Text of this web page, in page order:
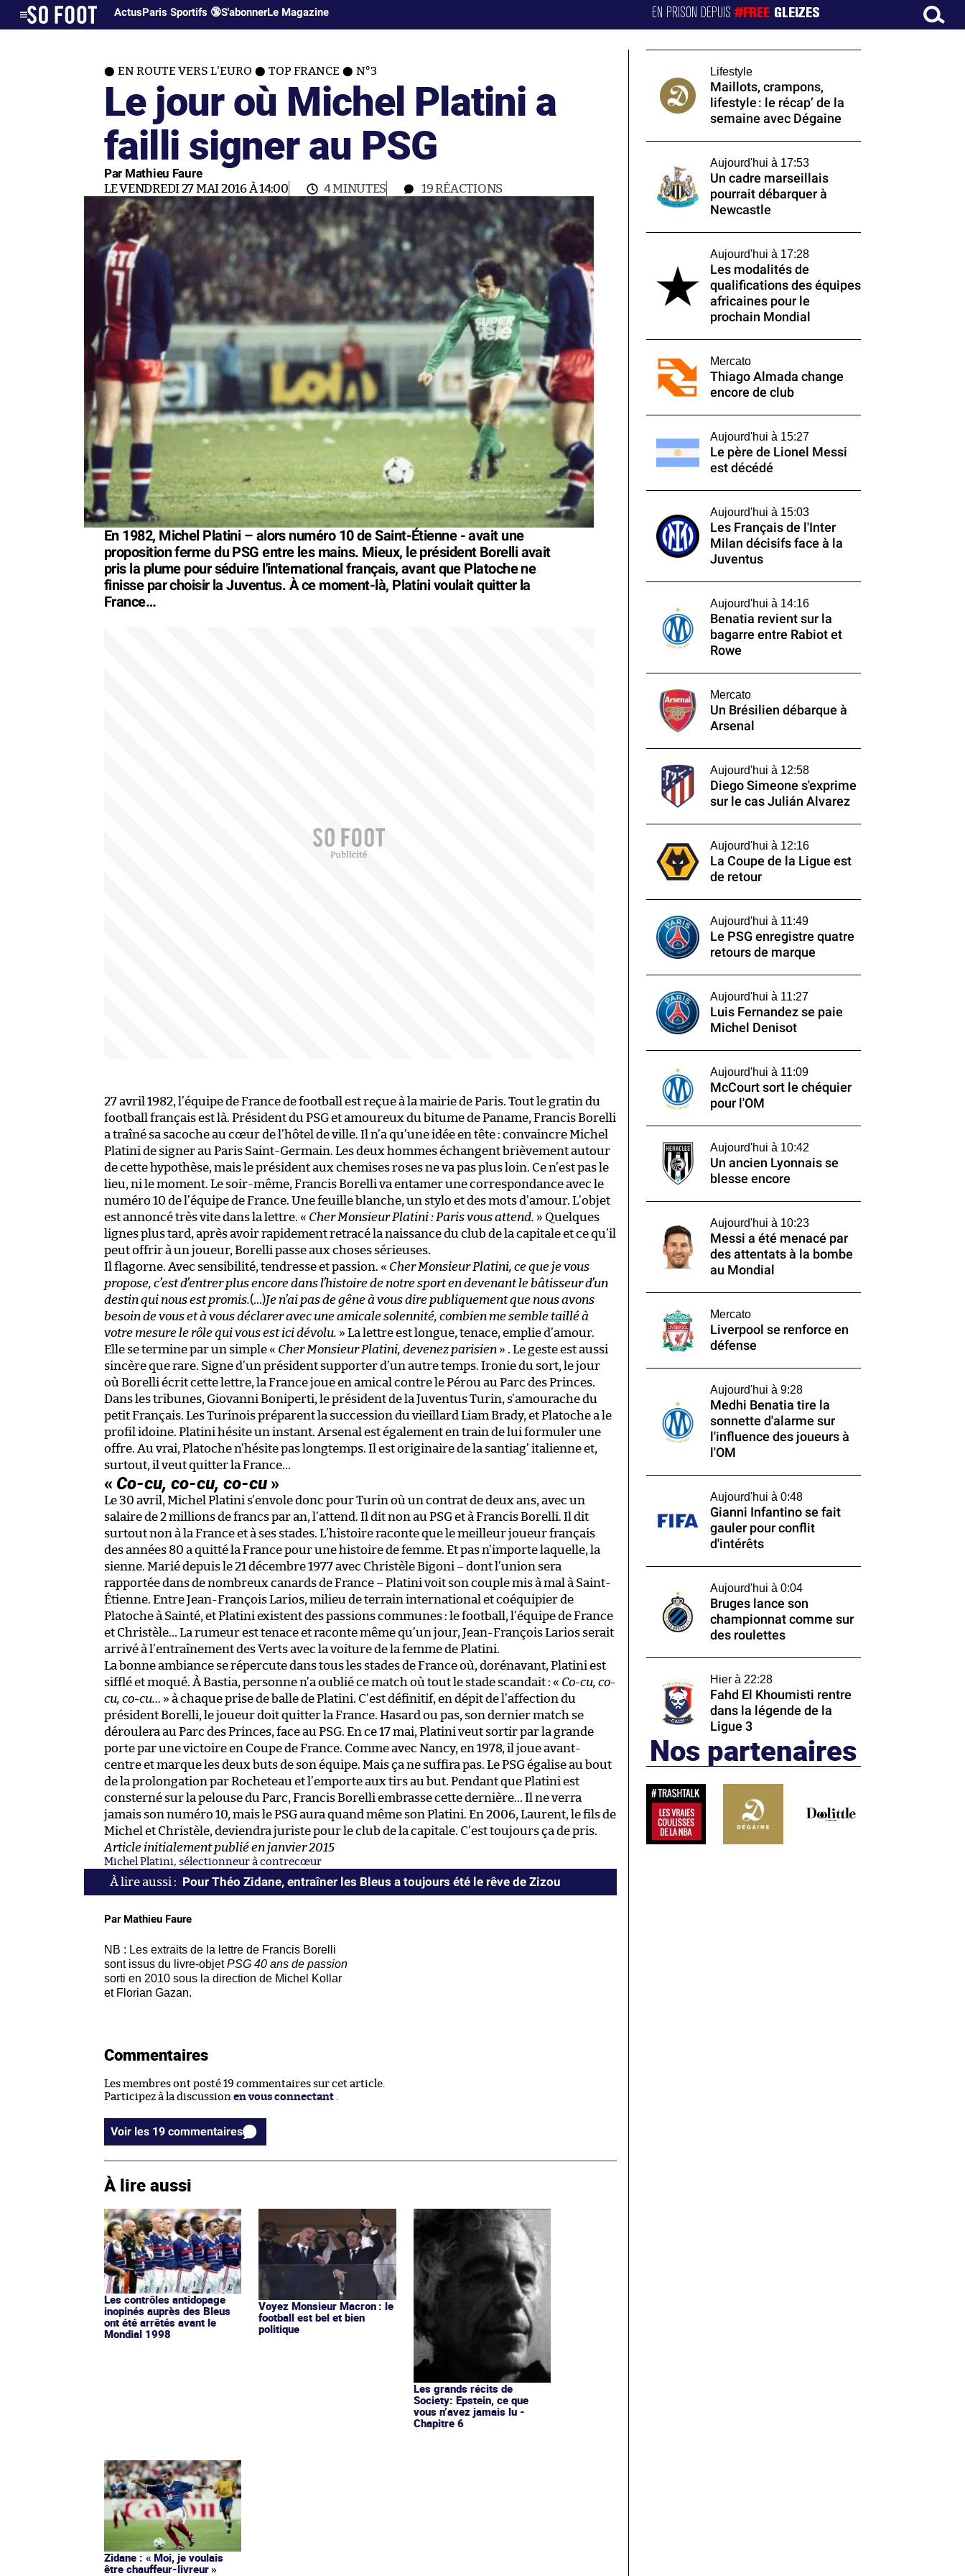
ActusParis Sportifs 🔞S'abonnerLe Magazine EN PRISON DEPUIS#FREE GLEIZES
EN ROUTE VERS L'EURO TOP FRANCE N°3
Le jour où Michel Platini a
failli signer au PSG
Par Mathieu Faure
LE VENDREDI 27 MAI 2016 À 14:00 4 MINUTES 19RÉACTIONS
En 1982, Michel Platini – alors numéro 10 de Saint-Étienne - avait une
proposition ferme du PSG entre les mains. Mieux, le président Borelli avait
pris la plume pour séduire l'international français, avant que Platoche ne
finisse par choisir la Juventus. À ce moment-là, Platini voulait quitter la
France…
27 avril 1982, l’équipe de France de football est reçue à la mairie de Paris. Tout le gratin du
football français est là. Président du PSG et amoureux du bitume de Paname, Francis Borelli
a traîné sa sacoche au cœur de l’hôtel de ville. Il n’a qu’une idée en tête : convaincre Michel
Platini de signer au Paris Saint-Germain. Les deux hommes échangent brièvement autour
de cette hypothèse, mais le président aux chemises roses ne va pas plus loin. Ce n’est pas le
lieu, ni le moment. Le soir-même, Francis Borelli va entamer une correspondance avec le
numéro 10 de l’équipe de France. Une feuille blanche, un stylo et des mots d’amour. L’objet
est annoncé très vite dans la lettre. « Cher Monsieur Platini : Paris vous attend. » Quelques
lignes plus tard, après avoir rapidement retracé la naissance du club de la capitale et ce qu’il
peut offrir à un joueur, Borelli passe aux choses sérieuses.
Il flagorne. Avec sensibilité, tendresse et passion. « Cher Monsieur Platini, ce que je vous
propose, c’est d’entrer plus encore dans l’histoire de notre sport en devenant le bâtisseur d’un
destin qui nous est promis.(…)Je n’ai pas de gêne à vous dire publiquement que nous avons
besoin de vous et à vous déclarer avec une amicale solennité, combien me semble taillé à
votre mesure le rôle qui vous est ici dévolu. » La lettre est longue, tenace, emplie d’amour.
Elle se termine par un simple « Cher Monsieur Platini, devenez parisien » . Le geste est aussi
sincère que rare. Signe d’un président supporter d’un autre temps. Ironie du sort, le jour
où Borelli écrit cette lettre, la France joue en amical contre le Pérou au Parc des Princes.
Dans les tribunes, Giovanni Boniperti, le président de la Juventus Turin, s’amourache du
petit Français. Les Turinois préparent la succession du vieillard Liam Brady, et Platoche a le
profil idoine. Platini hésite un instant. Arsenal est également en train de lui formuler une
offre. Au vrai, Platoche n’hésite pas longtemps. Il est originaire de la santiag’ italienne et,
surtout, il veut quitter la France…
« Co-cu, co-cu, co-cu»
Le 30 avril, Michel Platini s’envole donc pour Turin où un contrat de deux ans, avec un
salaire de 2 millions de francs par an, l’attend. Il dit non au PSG et à Francis Borelli. Il dit
surtout non à la France et à ses stades. L’histoire raconte que le meilleur joueur français
des années 80 a quitté la France pour une histoire de femme. Et pas n’importe laquelle, la
sienne. Marié depuis le 21 décembre 1977 avec Christèle Bigoni – dont l’union sera
rapportée dans de nombreux canards de France – Platini voit son couple mis à mal à Saint-
Étienne. Entre Jean-François Larios, milieu de terrain international et coéquipier de
Platoche à Sainté, et Platini existent des passions communes : le football, l’équipe de France
et Christèle… La rumeur est tenace et raconte même qu’un jour, Jean-François Larios serait
arrivé à l’entraînement des Verts avec la voiture de la femme de Platini.
La bonne ambiance se répercute dans tous les stades de France où, dorénavant, Platini est
sifflé et moqué. À Bastia, personne n’a oublié ce match où tout le stade scandait : « Co-cu, co-
cu, co-cu… » à chaque prise de balle de Platini. C’est définitif, en dépit de l’affection du
président Borelli, le joueur doit quitter la France. Hasard ou pas, son dernier match se
déroulera au Parc des Princes, face au PSG. En ce 17 mai, Platini veut sortir par la grande
porte par une victoire en Coupe de France. Comme avec Nancy, en 1978, il joue avant-
centre et marque les deux buts de son équipe. Mais ça ne suffira pas. Le PSG égalise au bout
de la prolongation par Rocheteau et l’emporte aux tirs au but. Pendant que Platini est
consterné sur la pelouse du Parc, Francis Borelli embrasse cette dernière… Il ne verra
jamais son numéro 10, mais le PSG aura quand même son Platini. En 2006, Laurent, le fils de
Michel et Christèle, deviendra juriste pour le club de la capitale. C’est toujours ça de pris.
Article initialement publié en janvier 2015
Michel Platini, sélectionneur à contrecœur
Pour Théo Zidane, entraîner les Bleus a toujours été le rêve de Zizou
Par Mathieu Faure
NB : Les extraits de la lettre de Francis Borelli
sont issus du livre-objetPSG 40 ans de passion
sorti en 2010 sous la direction de Michel Kollar
et Florian Gazan.
Commentaires
Les membres ont posté 19 commentaires sur cet article.
Participez à la discussion en vous connectant .
Voir les 19 commentaires
À lire aussi
Les contrôles antidopage
inopinés auprès des Bleus
ont été arrêtés avant le
Mondial 1998
Voyez Monsieur Macron : le
football est bel et bien
politique
Les grands récits de
Society: Epstein, ce que
vous n’avez jamais lu -
Chapitre 6
Zidane : « Moi, je voulais
être chauffeur-livreur »
Lifestyle
Maillots, crampons,
lifestyle : le récap’ de la
semaine avec Dégaine
Aujourd'hui à 17:53
Un cadre marseillais
pourrait débarquer à
Newcastle
Aujourd'hui à 17:28
Les modalités de
qualifications des équipes
africaines pour le
prochain Mondial
Mercato
Thiago Almada change
encore de club
Aujourd'hui à 15:27
Le père de Lionel Messi
est décédé
Aujourd'hui à 15:03
Les Français de l'Inter
Milan décisifs face à la
Juventus
Aujourd'hui à 14:16
Benatia revient sur la
bagarre entre Rabiot et
Rowe
Mercato
Un Brésilien débarque à
Arsenal
Aujourd'hui à 12:58
Diego Simeone s'exprime
sur le cas Julián Alvarez
Aujourd'hui à 12:16
La Coupe de la Ligue est
de retour
Aujourd'hui à 11:49
Le PSG enregistre quatre
retours de marque
Aujourd'hui à 11:27
Luis Fernandez se paie
Michel Denisot
Aujourd'hui à 11:09
McCourt sort le chéquier
pour l'OM
Aujourd'hui à 10:42
Un ancien Lyonnais se
blesse encore
Aujourd'hui à 10:23
Messi a été menacé par
des attentats à la bombe
au Mondial
Mercato
Liverpool se renforce en
défense
Aujourd'hui à 9:28
Medhi Benatia tire la
sonnette d'alarme sur
l'influence des joueurs à
l'OM
Aujourd'hui à 0:48
Gianni Infantino se fait
gauler pour conflit
d'intérêts
Aujourd'hui à 0:04
Bruges lance son
championnat comme sur
des roulettes
Hier à 22:28
Fahd El Khoumisti rentre
dans la légende de la
Ligue 3
Nos partenaires